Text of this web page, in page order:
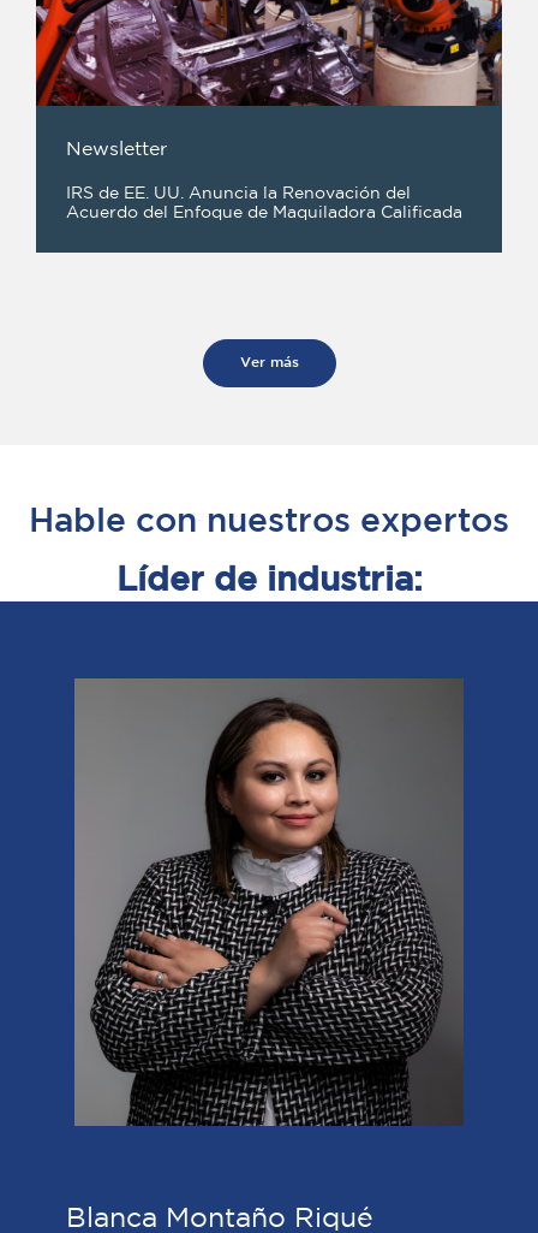
Newsletter
IRS de EE. UU. Anuncia la Renovación del
Acuerdo del Enfoque de Maquiladora Calificada
Ver más
Hable con nuestros expertos
Líder de industria:
Blanca Montaño Riqué